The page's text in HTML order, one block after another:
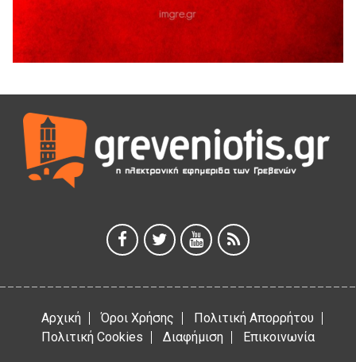
5 Αυγούστου 2026
Διακοπή υδροδότησης του Α΄ κλάδου ύδρευσης
5 Αυγούστου 2026
Θερινό Σινεμά στο πλαίσιο του «Πολιτιστικού
Καλοκαιριού 2026» με την βραβευμένη ταινία «Μικρές
Ανάσες».
5 Αυγούστου 2026
5 Αυγούστου 2026
Αρχική Όροι Χρήσης
Πολιτική Απορρήτου
Πολιτική Cookies
Διαφήμιση Επικοινωνία